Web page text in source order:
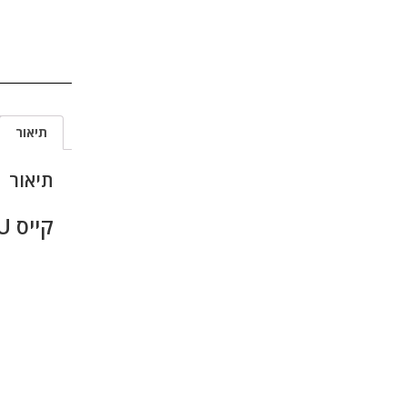
תיאור
תיאור
קייס 8U